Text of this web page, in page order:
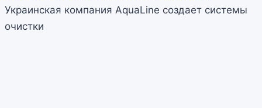
Украинская компания AquaLine создает системы
очистки